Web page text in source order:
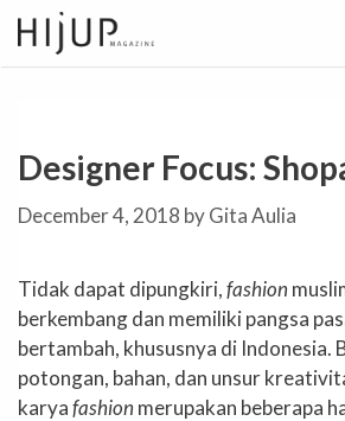
Skip
to
content
Designer Focus:
December 4, 2018 byGita Aulia
Tidak dapat dipungkiri,fashion
berkembang dan memiliki pangsa
bertambah, khususnya di Indonesia.
potongan, bahan, dan unsur
karyafashion merupakan beberapa